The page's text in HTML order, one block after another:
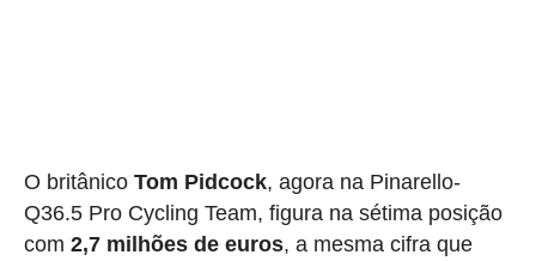
O britânico Tom Pidcock, agora na Pinarello-
Q36.5 Pro Cycling Team, figura na sétima posição
com 2,7 milhões de euros, a mesma cifra que